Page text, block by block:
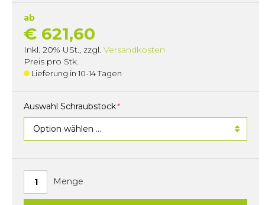
ab
€ 621,60
Inkl. 20% USt., zzgl. Versandkosten
Preis pro Stk.
Lieferung in 10-14 Tagen
*
Auswahl Schraubstock
Menge